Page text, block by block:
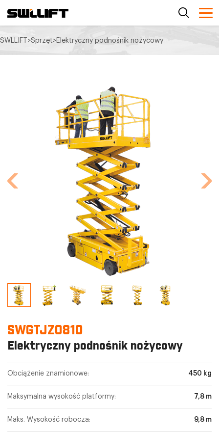
SWLLIFT>Sprzęt>Elektryczny podnośnik nożycowy
SWGTJZ0810
Elektryczny podnośnik nożycowy
Obciążenie znamionowe: 450 kg
Maksymalna wysokość platformy: 7,8 m
Maks. Wysokość robocza: 9,8 m